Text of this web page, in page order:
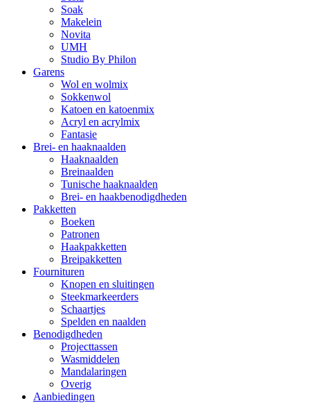
Soak
Makelein
Novita
UMH
Studio By Philon
Garens
Wol en wolmix
Sokkenwol
Katoen en katoenmix
Acryl en acrylmix
Fantasie
Brei- en haaknaalden
Haaknaalden
Breinaalden
Tunische haaknaalden
Brei- en haakbenodigdheden
Pakketten
Boeken
Patronen
Haakpakketten
Breipakketten
Fournituren
Knopen en sluitingen
Steekmarkeerders
Schaartjes
Spelden en naalden
Benodigdheden
Projecttassen
Wasmiddelen
Mandalaringen
Overig
Aanbiedingen